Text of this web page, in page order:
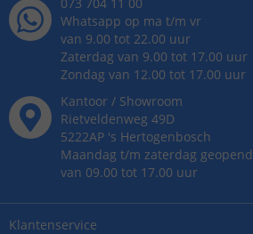
Klantenservice
Whatsapp op ma t/m vr
van 9.00 tot 22.00 uur
Zaterdag van 9.00 tot 17.00 uur
Zondag van 12.00 tot 17.00 uur
Kantoor / Showroom
Rietveldenweg 49D
5222AP 's Hertogenbosch
Maandag t/m zaterdag geopend
van 09.00 tot 17.00 uur